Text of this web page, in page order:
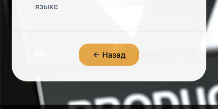
языке
← Назад